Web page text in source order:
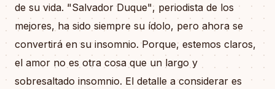
de su vida. "Salvador Duque", periodista de los
mejores, ha sido siempre su ídolo, pero ahora se
convertirá en su insomnio. Porque, estemos claros,
el amor no es otra cosa que un largo y
sobresaltado insomnio. El detalle a considerar es